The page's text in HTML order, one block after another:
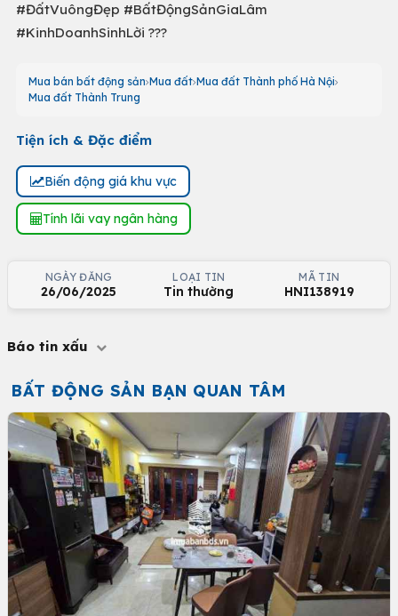
#ĐấtVuôngĐẹp #BấtĐộngSảnGiaLâm
#KinhDoanhSinhLời ???
Mua bán bất động sản Mua đất Mua đất Thành phố Hà Nội
Mua đất Thành Trung
Tiện ích & Đặc điểm
Biến động giá khu vực
Tính lãi vay ngân hàng
NGÀY ĐĂNG
26/06/2025
LOẠI TIN
Tin thường
MÃ TIN
HNI138919
Báo tin xấu
BẤT ĐỘNG SẢN BẠN QUAN TÂM